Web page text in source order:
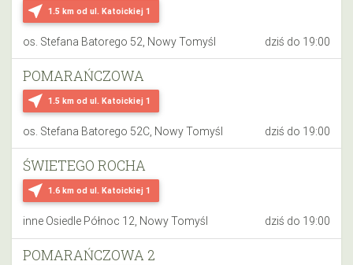
near_me 1.5 km od ul. Katoickiej 1
os. Stefana Batorego 52, Nowy Tomyśl dziś do 19:00
near_me 1.5 km od ul. Katoickiej 1
POMARAŃCZOWA
os. Stefana Batorego 52C, Nowy Tomyśl dziś do 19:00
near_me 1.6 km od ul. Katoickiej 1
ŚWIETEGO ROCHA
inne Osiedle Północ 12, Nowy Tomyśl dziś do 19:00
POMARAŃCZOWA 2